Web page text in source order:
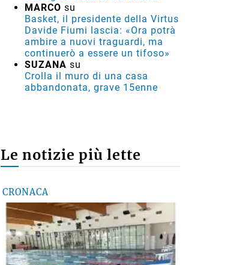
MARCO su
Basket, il presidente della Virtus
Davide Fiumi lascia: «Ora potrà
ambire a nuovi traguardi, ma
continuerò a essere un tifoso»
SUZANA su
Crolla il muro di una casa
abbandonata, grave 15enne
Le notizie più lette
CRONACA